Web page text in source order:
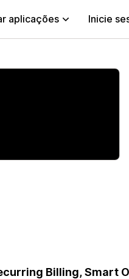
aplicações Inicie
Billing, Smart